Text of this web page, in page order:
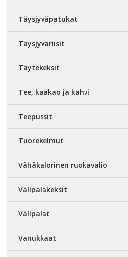
Täysjyväpatukat
Täysjyväriisit
Täytekeksit
Tee, kaakao ja kahvi
Teepussit
Tuorekelmut
Vähäkalorinen ruokavalio
Välipalakeksit
Välipalat
Vanukkaat